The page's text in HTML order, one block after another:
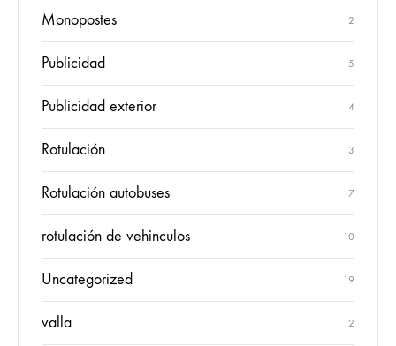
Monopostes 2
Publicidad 5
Publicidad exterior 4
Rotulación 3
Rotulación autobuses 7
rotulación de vehinculos 10
Uncategorized 19
valla 2